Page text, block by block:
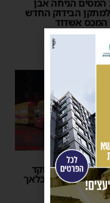
המסים הניחה אבן
למתקן הבידוק החדש
המכס אשדוד
מצילה
מצילה חיים: מוקד
דם ליד השטיבלאך
|
11:05
פרסומת